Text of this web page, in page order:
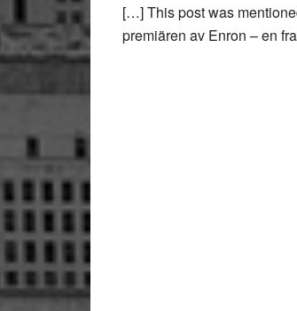
[…] This post was
premiären av Enron – en